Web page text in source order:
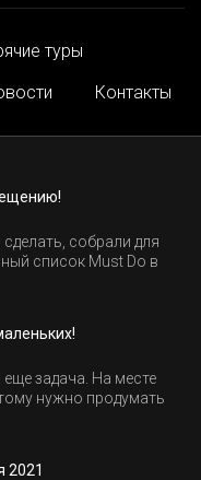
туры
Контакты
собрали для
список Must Do в
еще задача. На месте
нужно продумать
2021